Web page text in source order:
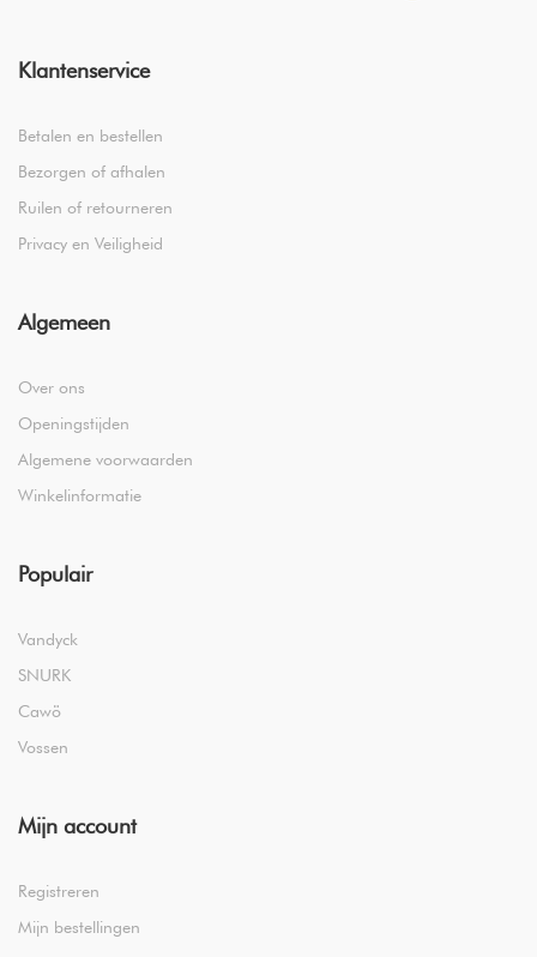
Klantenservice
Betalen en bestellen
Bezorgen of afhalen
Ruilen of retourneren
Privacy en Veiligheid
Algemeen
Over ons
Openingstijden
Algemene voorwaarden
Winkelinformatie
Populair
Vandyck
SNURK
Cawö
Vossen
Mijn account
Registreren
Mijn bestellingen